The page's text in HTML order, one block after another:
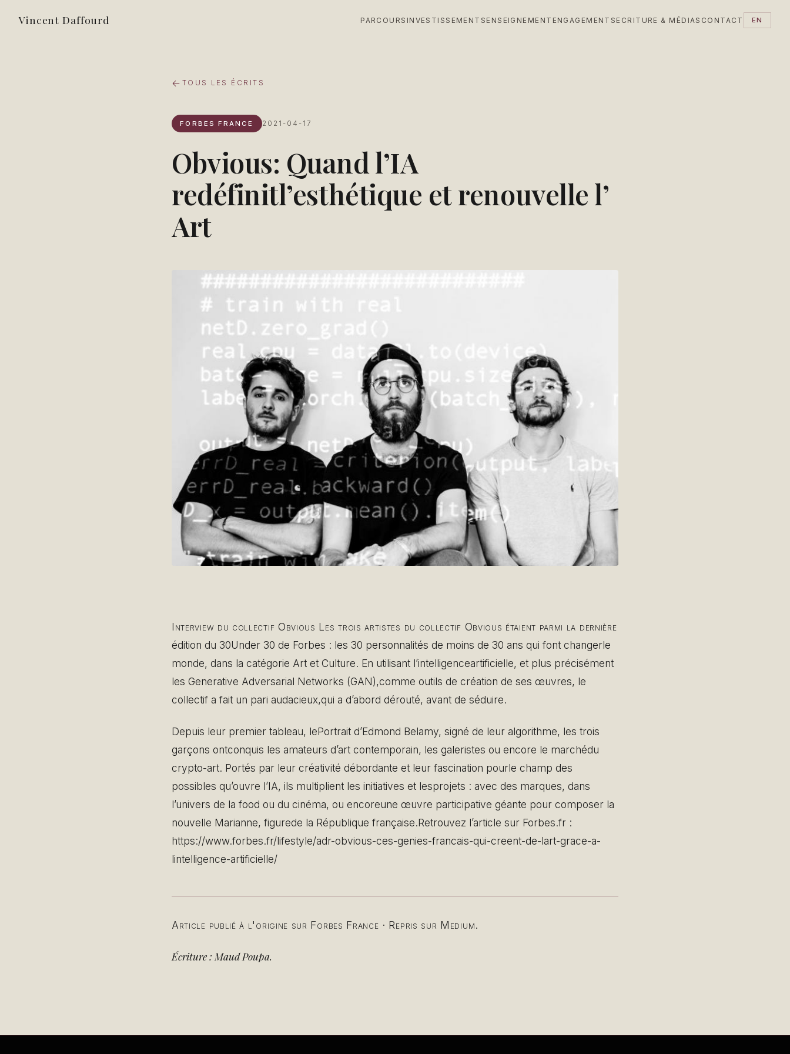
Vincent Daffourd PARCOURS INVESTISSEMENTS ENSEIGNEMENT ENGAGEMENTS ECRITURE & MÉDIAS CONTACT EN
TOUS LES ÉCRITS
FORBES FRANCE 2021-04-17
Obvious: Quand l’IA
redéfinitl’esthétique et renouvelle l’
Art
Interview du collectif Obvious Les trois artistes du collectif Obvious étaient parmi la dernière
édition du 30Under 30 de Forbes : les 30 personnalités de moins de 30 ans qui font changerle
monde, dans la catégorie Art et Culture. En utilisant l’intelligenceartificielle, et plus précisément
les Generative Adversarial Networks (GAN),comme outils de création de ses œuvres, le
collectif a fait un pari audacieux,qui a d’abord dérouté, avant de séduire.
Depuis leur premier tableau, lePortrait d’Edmond Belamy, signé de leur algorithme, les trois
garçons ontconquis les amateurs d’art contemporain, les galeristes ou encore le marchédu
crypto-art. Portés par leur créativité débordante et leur fascination pourle champ des
possibles qu’ouvre l’IA, ils multiplient les initiatives et lesprojets : avec des marques, dans
l’univers de la food ou du cinéma, ou encoreune œuvre participative géante pour composer la
nouvelle Marianne, figurede la République française.Retrouvez l’article sur Forbes.fr :
https://www.forbes.fr/lifestyle/adr-obvious-ces-genies-francais-qui-creent-de-lart-grace-a-
lintelligence-artificielle/
Article publié à l'origine sur Forbes France · Repris sur Medium.
Écriture : Maud Poupa.